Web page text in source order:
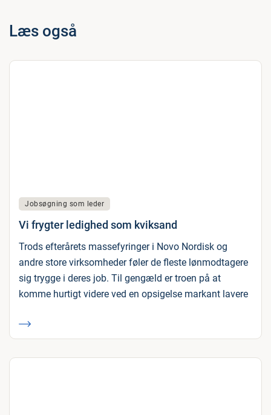
Læs også
Jobsøgning som leder
Vi frygter ledighed som kviksand
Trods efterårets massefyringer i Novo Nordisk og
andre store virksomheder føler de fleste lønmodtagere
sig trygge i deres job. Til gengæld er troen på at
komme hurtigt videre ved en opsigelse markant lavere